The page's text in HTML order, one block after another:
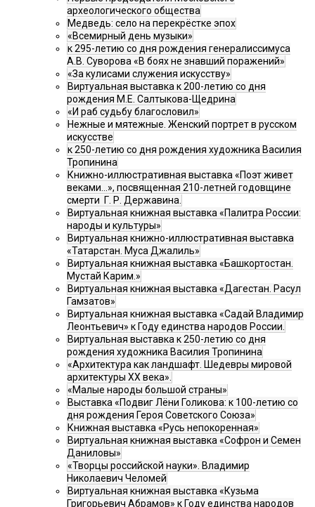
археологического общества
Медведь: село на перекрёстке эпох
«Всемирный день музыки»
к 295-летию со дня рождения генералиссимуса
А.В. Суворова «В боях не знавший поражений»
«За кулисами служения искусству»
Виртуальная выставка к 200-летию со дня
рождения М.Е. Салтыкова-Щедрина
«И раб судьбу благословил»
Нежные и мятежные. Женский портрет в русском
искусстве
к 250-летию со дня рождения художника Василия
Тропинина
Книжно-иллюстративная выставка «Поэт живет
веками…», посвященная 210-летней годовщине
смерти Г. Р. Державина.
Виртуальная книжная выставка «Палитра России:
народы и культуры»
Виртуальная книжно-иллюстративная выставка
«Татарстан. Муса Джалиль»
Виртуальная книжная выставка «Башкортостан.
Мустай Карим.»
Виртуальная книжная выставка «Дагестан. Расул
Гамзатов»
Виртуальная книжная выставка «Садай Владимир
Леонтьевич» к Году единства народов России.
Виртуальная выставка к 250-летию со дня
рождения художника Василия Тропинина
«Архитектура как ландшафт. Шедевры мировой
архитектуры XX века».
«Малые народы большой страны»
Выставка «Подвиг Лёни Голикова: к 100-летию со
дня рождения Героя Советского Союза»
Книжная выставка «Русь непокоренная»
Виртуальная книжная выставка «Софрон и Семен
Даниловы»
«Творцы российской науки». Владимир
Николаевич Челомей
Виртуальная книжная выставка «Кузьма
Григорьевич Абрамов» к Году единства народов